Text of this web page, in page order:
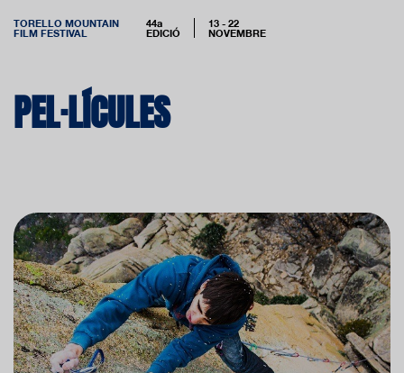
TORELLO MOUNTAIN
FILM FESTIVAL
44a
EDICIÓ
13 - 22
NOVEMBRE
PEL·LÍCULES